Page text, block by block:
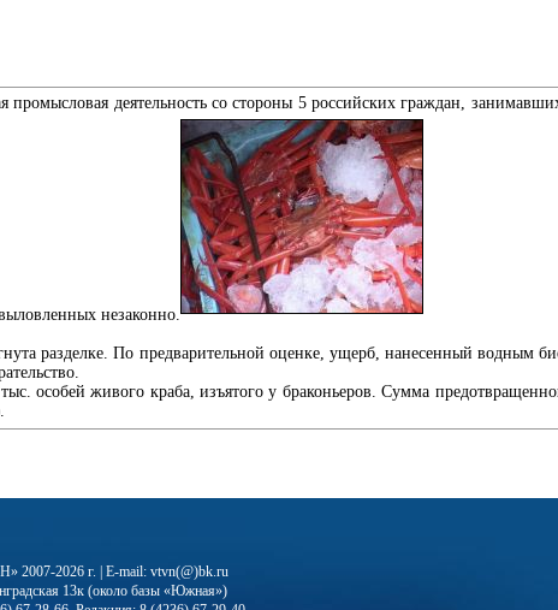
деятельность со стороны 5 российских граждан,
незаконно.
разделке. По предварительной оценке, ущерб, нанесенный водным
особей живого краба, изъятого у браконьеров. Сумма
2007-2026 г. | E-mail: vtvn(@)bk.ru
13к (около базы «Южная»)